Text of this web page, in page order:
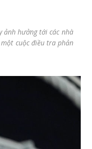
ảnh hưởng tới các nhà
một cuộc điều tra phản